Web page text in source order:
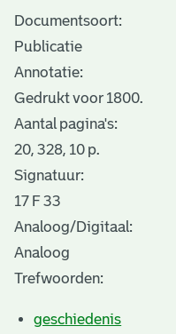
Documentsoort:
Publicatie
Annotatie:
Gedrukt voor 1800.
Aantal pagina's:
20, 328, 10 p.
Signatuur:
17 F 33
Analoog/Digitaal:
Analoog
Trefwoorden:
geschiedenis